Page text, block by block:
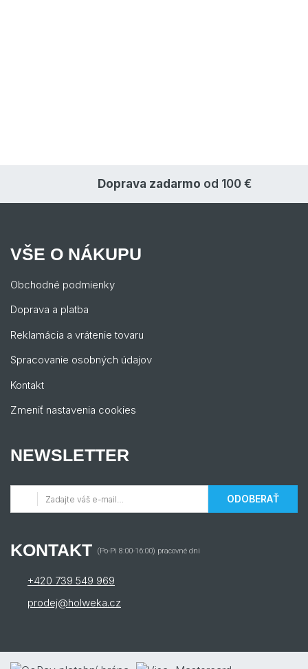
Doprava zadarmo od 100 €
VŠE O NÁKUPU
Obchodné podmienky
Doprava a platba
Reklamácia a vrátenie tovaru
Spracovanie osobných údajov
Kontakt
Zmeniť nastavenia cookies
NEWSLETTER
ODOBERAŤ
KONTAKT (Po-Pi 8:00-16:00) pracovné dni
+420 739 549 969
prodej@holweka.cz